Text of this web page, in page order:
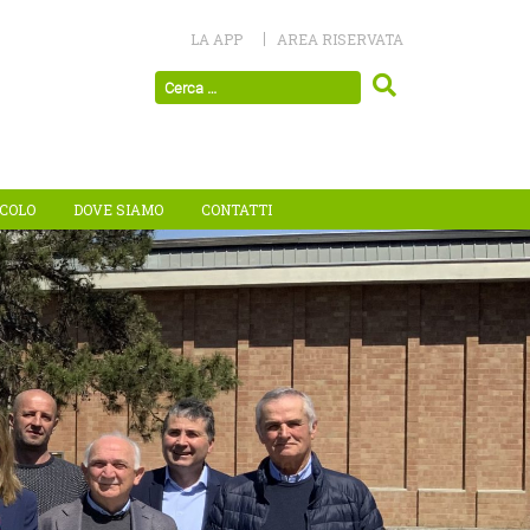
LA APP AREA RISERVATA
DOVE SIAMO CONTATTI